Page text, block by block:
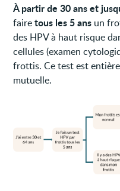
À partir de 30 ans et
fairetous les 5 ans un
des HPV à haut risque
cellules (examen
frottis. Ce test est
mutuelle.